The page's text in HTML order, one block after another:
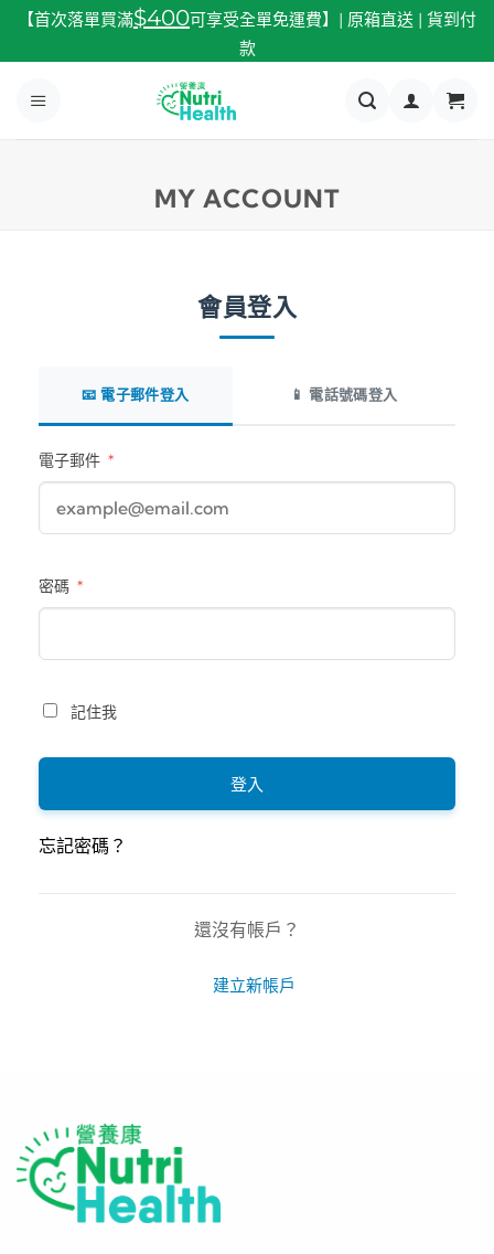
內
【首次落單買滿$400可享受全單免運費】| 原箱直送 | 貨到付
款
MY ACCOUNT
會員登入
📧 電子郵件登入 📱 電話號碼登入
電子郵件 *
密碼 *
記住我
登入
忘記密碼？
還沒有帳戶？
建立新帳戶